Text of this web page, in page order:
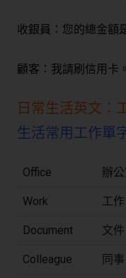
收銀員：您的總金額
顧客：我請刷信用卡。
日常生活英文：
生活常用工作單
Office 辦
Work 工作
Document 文件
Colleague 同事